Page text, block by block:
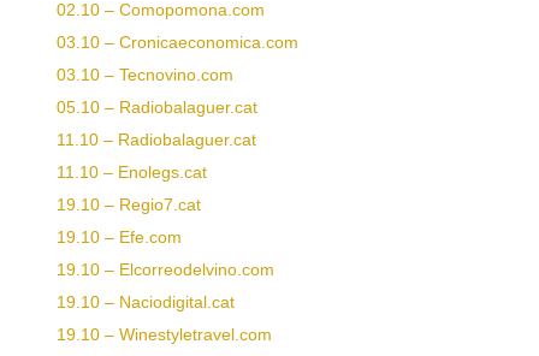
02.10 – Comopomona.com
03.10 – Cronicaeconomica.com
03.10 – Tecnovino.com
05.10 – Radiobalaguer.cat
11.10 – Radiobalaguer.cat
11.10 – Enolegs.cat
19.10 – Regio7.cat
19.10 – Efe.com
19.10 – Elcorreodelvino.com
19.10 – Naciodigital.cat
19.10 – Winestyletravel.com